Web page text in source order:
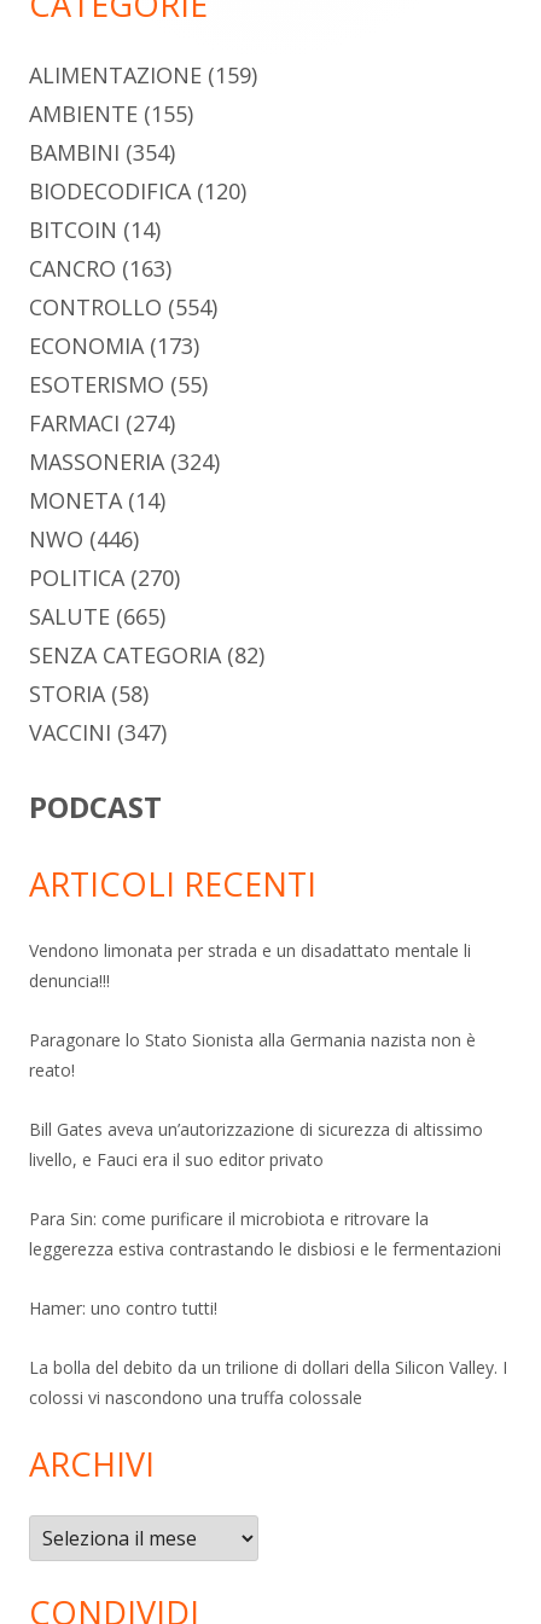
ALIMENTAZIONE (159)
AMBIENTE (155)
BAMBINI (354)
BIODECODIFICA(120)
BITCOIN (14)
CANCRO (163)
CONTROLLO (554)
ECONOMIA(173)
ESOTERISMO (55)
FARMACI (274)
MASSONERIA(324)
MONETA(14)
NWO (446)
POLITICA(270)
SALUTE (665)
SENZA CATEGORIA(82)
STORIA(58)
VACCINI (347)
PODCAST
ARTICOLI RECENTI
Vendono limonata per strada e un disadattato mentale li
denuncia!!!
Paragonare lo Stato Sionista alla Germania nazista non è
reato!
Bill Gates aveva un’autorizzazione di sicurezza di altissimo
livello, e Fauci era il suo editor privato
Para Sin: come purificare il microbiota e ritrovare la
leggerezza estiva contrastando le disbiosi e le fermentazioni
Hamer: uno contro tutti!
La bolla del debito da un trilione di dollari della Silicon Valley. I
colossi vi nascondono una truffa colossale
ARCHIVI
Archivi
CONDIVIDI